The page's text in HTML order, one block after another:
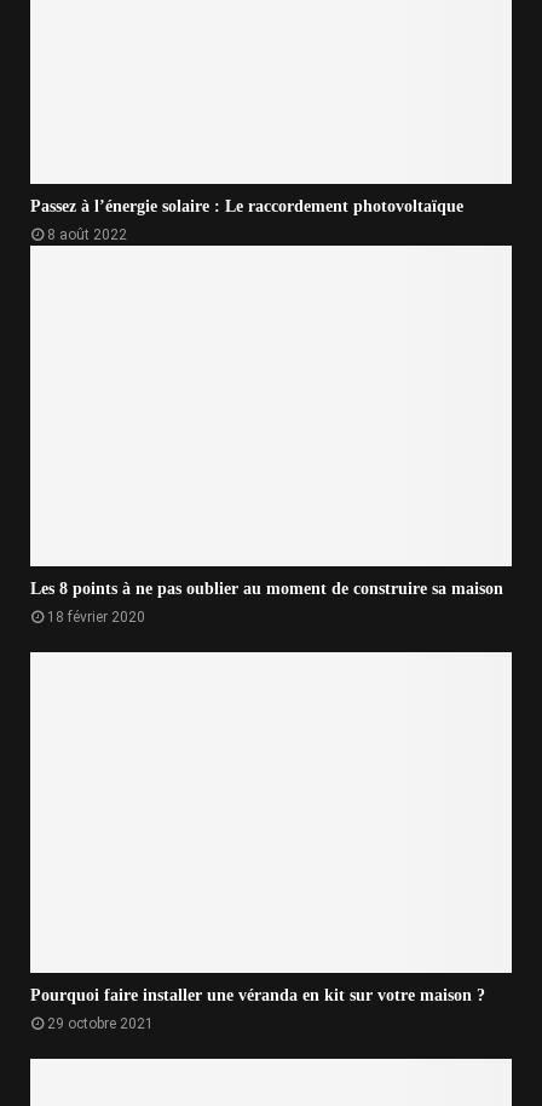
Passez à l’énergie solaire : Le raccordement photovoltaïque
8 août 2022
Les 8 points à ne pas oublier au moment de construire sa maison
18 février 2020
Pourquoi faire installer une véranda en kit sur votre maison ?
29 octobre 2021